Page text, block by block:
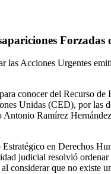
Forzadas
las Acciones Urgentes
conocer del Recurso
Unidas (CED), por las
Ramírez
en Derechos
judicial resolvió ordenar
considerar que no existe